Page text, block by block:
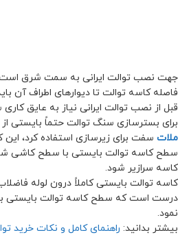
جهت نصب توالت ایرانی به سمت شرق است. محور طولی آن
فاصله کاسه توالت تا دیوارهای اطراف آن باید حداقل 45
قبل از نصب توالت ایرانی نیاز به عایق
برای بسترسازی سنگ توالت حتماً بایستی
ملات سفت برای زیرسازی استفاده کرد،
سطح کاسه توالت بایستی با سطح کاشی
کاسه سرازیر شود.
کاسه توالت بایستی کاملاً درون لوله
درست است که سطح کاسه توالت بایستی با
نمود.
بیشتر بدانید: راهنمای کامل و نکات خرید